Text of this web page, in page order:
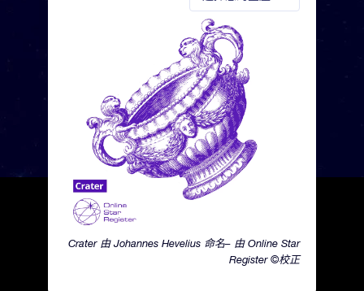
Crater 由 Johannes Hevelius 命名– 由 Online Star
Register ©校正